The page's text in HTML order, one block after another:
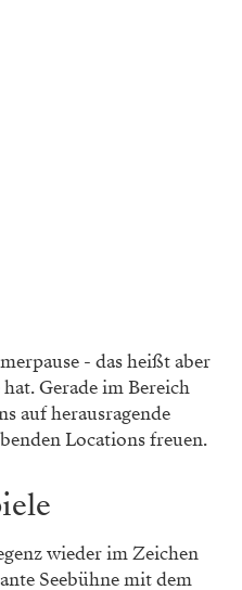
- das heißt aber
Gerade im Bereich
auf herausragende
Locations freuen.
wieder im Zeichen
Seebühne mit dem